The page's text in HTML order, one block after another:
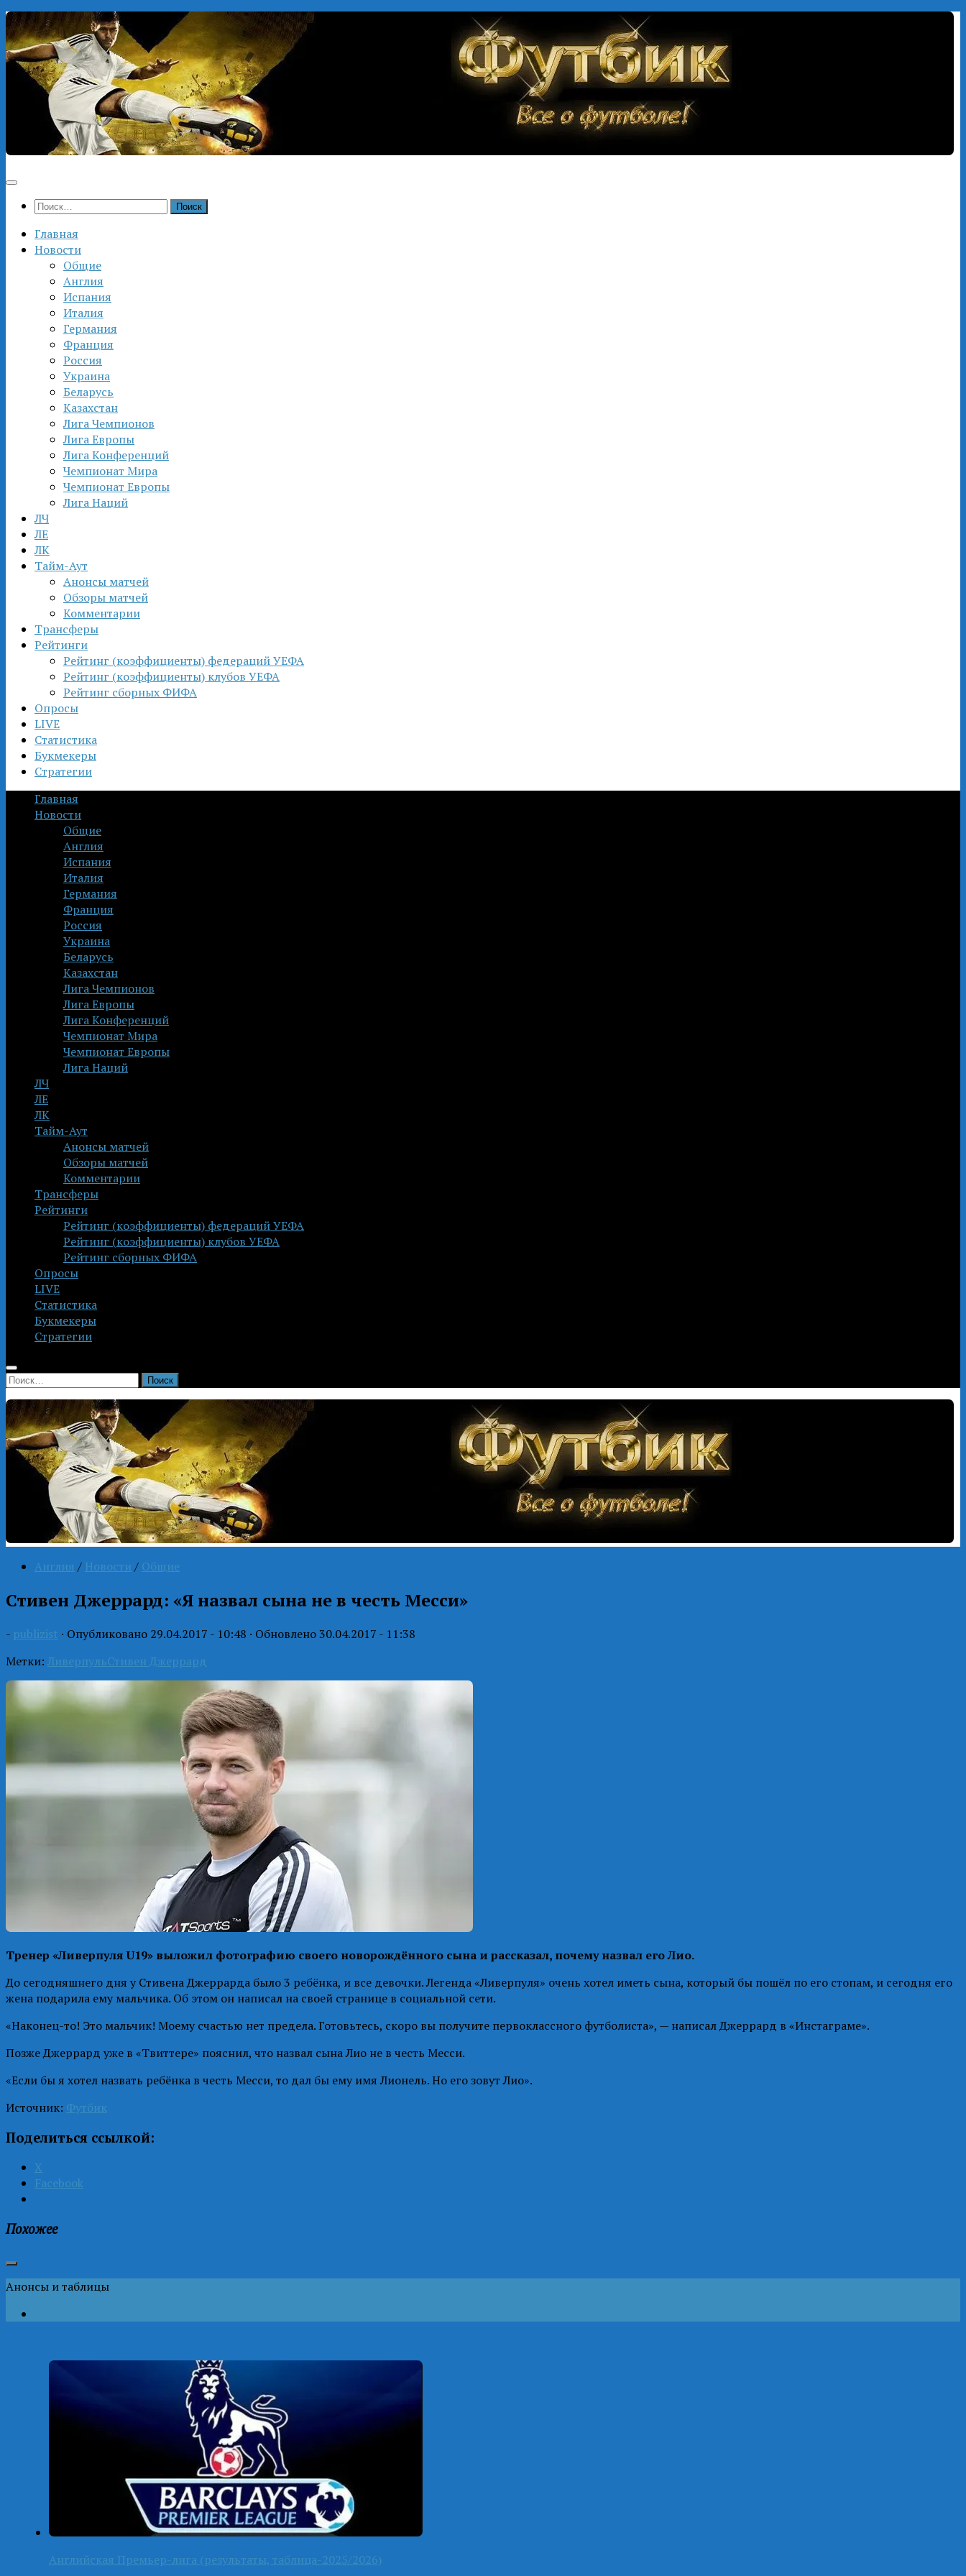
Перейти
к
содержимому
Найти:
Главная
Новости
Общие
Англия
Испания
Италия
Германия
Франция
Россия
Украина
Беларусь
Казахстан
Лига Чемпионов
Лига Европы
Лига Конференций
Чемпионат Мира
Чемпионат Европы
Лига Наций
ЛЧ
ЛЕ
ЛК
Тайм-Аут
Анонсы матчей
Обзоры матчей
Комментарии
Трансферы
Рейтинги
Рейтинг (коэффициенты) федераций УЕФА
Рейтинг (коэффициенты) клубов УЕФА
Рейтинг сборных ФИФА
Опросы
LIVE
Статистика
Букмекеры
Стратегии
Главная
Новости
Общие
Англия
Испания
Италия
Германия
Франция
Россия
Украина
Беларусь
Казахстан
Лига Чемпионов
Лига Европы
Лига Конференций
Чемпионат Мира
Чемпионат Европы
Лига Наций
ЛЧ
ЛЕ
ЛК
Тайм-Аут
Анонсы матчей
Обзоры матчей
Комментарии
Трансферы
Рейтинги
Рейтинг (коэффициенты) федераций УЕФА
Рейтинг (коэффициенты) клубов УЕФА
Рейтинг сборных ФИФА
Опросы
LIVE
Статистика
Букмекеры
Стратегии
Найти:
Англия / Новости / Общие
Стивен Джеррард: «Я назвал сына не в честь Месси»
- publizist · Опубликовано 29.04.2017 - 10:48 · Обновлено30.04.2017 - 11:38
Метки: ЛиверпульСтивен Джеррард
Тренер «ЛиверпуляU19» выложил фотографию своего новорождённого сына и рассказал, почему назвал его Лио.
До сегодняшнего дня у Стивена Джеррарда было 3 ребёнка, и все девочки. Легенда «Ливерпуля» очень хотел иметь сына, который бы пошёл по его стопам, и сегодня его
жена подарила ему мальчика. Об этом он написал на своей странице в социальной сети.
«Наконец-то! Это мальчик! Моему счастью нет предела. Готовьтесь, скоро вы получите первоклассного футболиста», — написал Джеррард в «Инстаграме».
Позже Джеррард уже в «Твиттере» пояснил, что назвал сына Лио не в честь Месси.
«Если бы я хотел назвать ребёнка в честь Месси, то дал бы ему имя Лионель. Но его зовут Лио».
Источник: Футбик
Поделиться ссылкой:
X
Facebook
Похожее
Анонсы и таблицы
Английская Премьер-лига (результаты, таблица-2025/2026)